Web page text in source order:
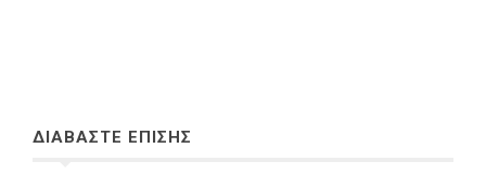
ΔΙΑΒΑΣΤΕ ΕΠΙΣΗΣ